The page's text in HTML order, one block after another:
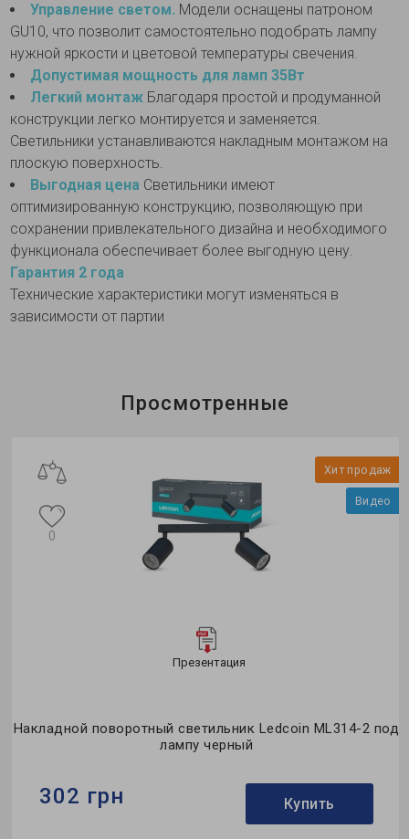
Управление светом. Модели оснащены патроном
GU10, что позволит самостоятельно подобрать лампу
нужной яркости и цветовой температуры свечения.
Допустимая мощность для ламп 35Вт
Легкий монтаж Благодаря простой и продуманной
конструкции легко монтируется и заменяется.
Светильники устанавливаются накладным монтажом на
плоскую поверхность.
Выгодная цена Светильники имеют
оптимизированную конструкцию, позволяющую при
сохранении привлекательного дизайна и необходимого
функционала обеспечивает более выгодную цену.
Гарантия 2 года
Технические характеристики могут изменяться в
зависимости от партии
Просмотренные
Хит продаж
Видео
Презентация
Накладной поворотный светильник Ledcoin ML314-2 под
лампу черный
0
302 грн Купить